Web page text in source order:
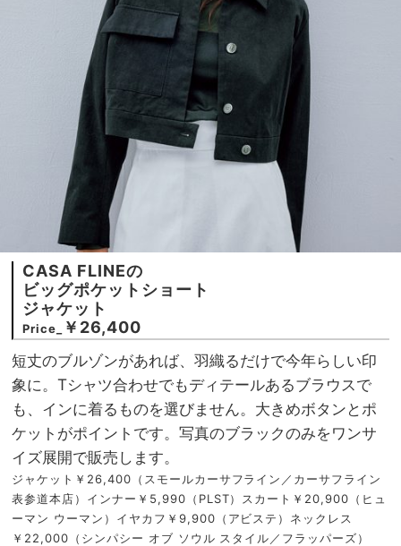
CASA FLINEの
ビッグポケットショート
ジャケット
Price_
￥26,400
短丈のブルゾンがあれば、羽織るだけで今年らしい印
象に。Tシャツ合わせでもディテールあるブラウスで
も、インに着るものを選びません。大きめボタンとポ
ケットがポイントです。写真のブラックのみをワンサ
イズ展開で販売します。
ジャケット￥26,400（スモールカーサフライン／カーサフライン
表参道本店）インナー￥5,990（PLST）スカート￥20,900（ヒュ
ーマン ウーマン）イヤカフ￥9,900（アビステ）ネックレス
￥22,000（シンパシー オブ ソウル スタイル／フラッパーズ）